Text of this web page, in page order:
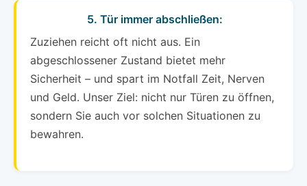
5. Tür immer abschließen:
Zuziehen reicht oft nicht aus. Ein
abgeschlossener Zustand bietet mehr
Sicherheit – und spart im Notfall Zeit, Nerven
und Geld. Unser Ziel: nicht nur Türen zu öffnen,
sondern Sie auch vor solchen Situationen zu
bewahren.